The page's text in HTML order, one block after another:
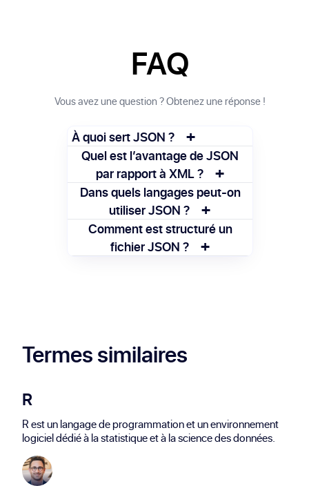
FAQ
Vous avez une question ? Obtenez une réponse !
À quoi sert JSON ? +
JSON est utilisé pour échanger des
données entre serveurs et applications. Il
facilite la transmission d'informations
lisibles et structurées.
Quel est l’avantage de JSON
par rapport à XML ?
+
JSON est plus léger et plus facile à lire que
XML. Il utilise une structure simple, ce qui
le rend plus rapide à traiter.
Dans quels langages peut-on
utiliser JSON ?
+
JSON est pris en charge par de nombreux
langages comme JavaScript, Python,
Java, PHP, ce qui le rend très polyvalent.
Comment est structuré un
fichier JSON ?
+
Termes similaires
R
R est un langage de programmation et un environnement
logiciel dédié à la statistique et à la science des données.